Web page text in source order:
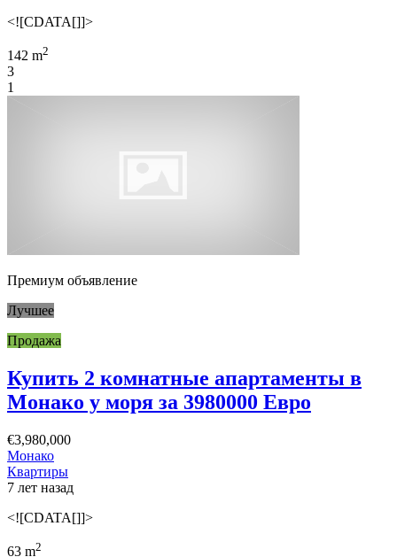
<![CDATA[]]>
142 m2
3
1
Премиум объявление
Лучшее
Продажа
Купить 2 комнатные апартаменты в
Монако у моря за 3980000 Евро
€3,980,000
Монако
Квартиры
7 лет назад
<![CDATA[]]>
63 m2